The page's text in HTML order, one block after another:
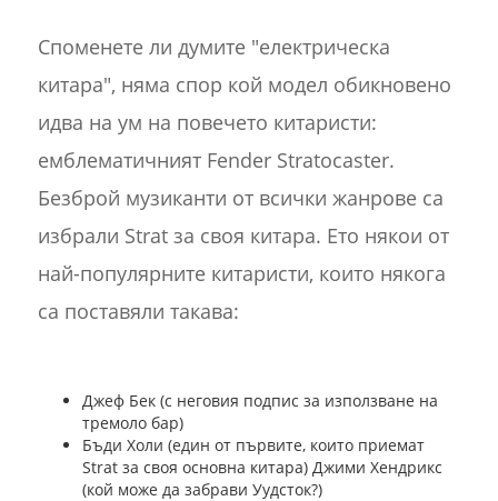
Споменете ли думите "електрическа
китара", няма спор кой модел обикновено
идва на ум на повечето китаристи:
емблематичният Fender Stratocaster.
Безброй музиканти от всички жанрове са
избрали Strat за своя китара. Ето някои от
най-популярните китаристи, които някога
са поставяли такава:
Джеф Бек (с неговия подпис за използване на
тремоло бар)
Бъди Холи (един от първите, които приемат
Strat за своя основна китара) Джими Хендрикс
(кой може да забрави Уудсток?)